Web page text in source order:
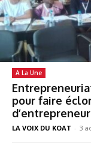
A La Une
pour faire
LA VOIX DU KOAT - 3